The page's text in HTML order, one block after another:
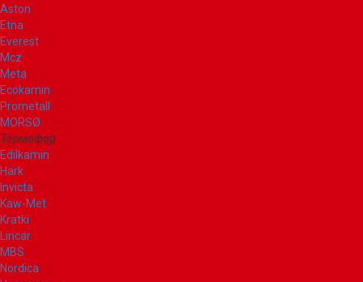
Aston
Etna
Everest
Mcz
Meta
Ecokamin
Prometall
MORSØ
Термофор
Edilkamin
Hark
Invicta
Kaw-Met
Kratki
Lincar
MBS
Nordica